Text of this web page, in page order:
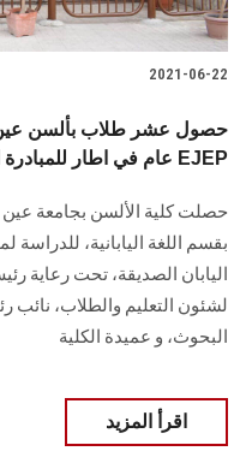
2021-06-22
حصول عشر طلاب بألسن
عام في اطار للمبادرة المصرية اليابانية للتعليم EJEP
حصلت كلية الألسن بجامعة
بقسم اللغة اليابانية،
اليابان الصديقة، تحت رعاية
لشئون التعليم والطلاب، نائب
البحوث، و عميدة الكلية
اقرأ المزيد